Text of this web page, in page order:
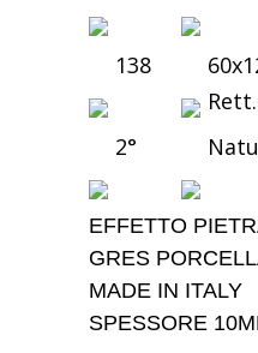
138
Rett.
2°
EFFETTO
GRES
MADE IN ITALY
SPESSORE